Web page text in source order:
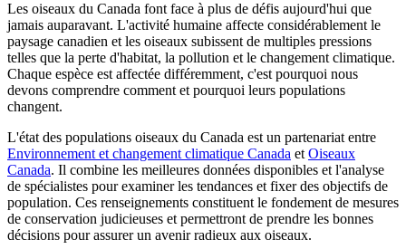
Les oiseaux du Canada font face à plus de défis aujourd'hui que
jamais auparavant. L'activité humaine affecte considérablement le
paysage canadien et les oiseaux subissent de multiples pressions
telles que la perte d'habitat, la pollution et le changement climatique.
Chaque espèce est affectée différemment, c'est pourquoi nous
devons comprendre comment et pourquoi leurs populations
changent.
L'état des populations oiseaux du Canada est un partenariat entre
Environnement et changement climatique Canada et Oiseaux
Canada. Il combine les meilleures données disponibles et l'analyse
de spécialistes pour examiner les tendances et fixer des objectifs de
population. Ces renseignements constituent le fondement de mesures
de conservation judicieuses et permettront de prendre les bonnes
décisions pour assurer un avenir radieux aux oiseaux.